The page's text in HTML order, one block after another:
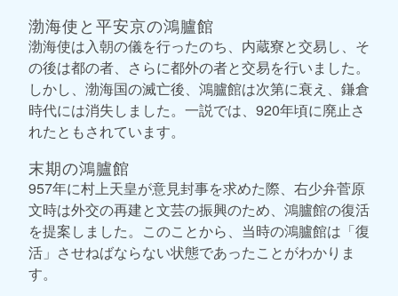
渤海使と平安京の鴻臚館
渤海使は入朝の儀を行ったのち、内蔵寮と交易し、そ
の後は都の者、さらに都外の者と交易を行いました。
しかし、渤海国の滅亡後、鴻臚館は次第に衰え、鎌倉
時代には消失しました。一説では、920年頃に廃止さ
れたともされています。
末期の鴻臚館
957年に村上天皇が意見封事を求めた際、右少弁菅原
文時は外交の再建と文芸の振興のため、鴻臚館の復活
を提案しました。このことから、当時の鴻臚館は「復
活」させねばならない状態であったことがわかりま
す。